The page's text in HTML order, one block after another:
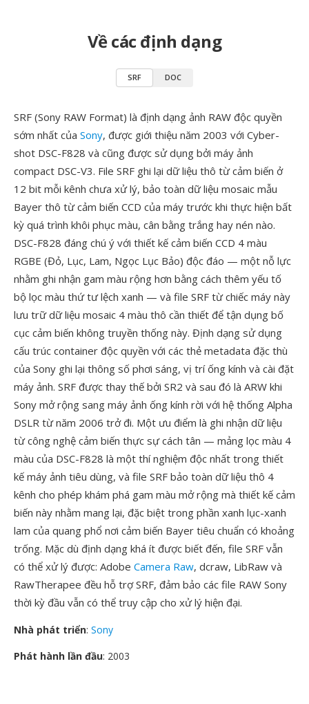
Về các định dạng
SRF DOC
SRF (Sony RAW Format) là định dạng ảnh RAW độc quyền
sớm nhất của Sony, được giới thiệu năm 2003 với Cyber-
shot DSC-F828 và cũng được sử dụng bởi máy ảnh
compact DSC-V3. File SRF ghi lại dữ liệu thô từ cảm biến ở
12 bit mỗi kênh chưa xử lý, bảo toàn dữ liệu mosaic mẫu
Bayer thô từ cảm biến CCD của máy trước khi thực hiện bất
kỳ quá trình khôi phục màu, cân bằng trắng hay nén nào.
DSC-F828 đáng chú ý với thiết kế cảm biến CCD 4 màu
RGBE (Đỏ, Lục, Lam, Ngọc Lục Bảo) độc đáo — một nỗ lực
nhằm ghi nhận gam màu rộng hơn bằng cách thêm yếu tố
bộ lọc màu thứ tư lệch xanh — và file SRF từ chiếc máy này
lưu trữ dữ liệu mosaic 4 màu thô cần thiết để tận dụng bố
cục cảm biến không truyền thống này. Định dạng sử dụng
cấu trúc container độc quyền với các thẻ metadata đặc thù
của Sony ghi lại thông số phơi sáng, vị trí ống kính và cài đặt
máy ảnh. SRF được thay thế bởi SR2 và sau đó là ARW khi
Sony mở rộng sang máy ảnh ống kính rời với hệ thống Alpha
DSLR từ năm 2006 trở đi. Một ưu điểm là ghi nhận dữ liệu
từ công nghệ cảm biến thực sự cách tân — mảng lọc màu 4
màu của DSC-F828 là một thí nghiệm độc nhất trong thiết
kế máy ảnh tiêu dùng, và file SRF bảo toàn dữ liệu thô 4
kênh cho phép khám phá gam màu mở rộng mà thiết kế cảm
biến này nhằm mang lại, đặc biệt trong phần xanh lục-xanh
lam của quang phổ nơi cảm biến Bayer tiêu chuẩn có khoảng
trống. Mặc dù định dạng khá ít được biết đến, file SRF vẫn
có thể xử lý được: Adobe Camera Raw, dcraw, LibRaw và
RawTherapee đều hỗ trợ SRF, đảm bảo các file RAW Sony
thời kỳ đầu vẫn có thể truy cập cho xử lý hiện đại.
Nhà phát triển: Sony
Phát hành lần đầu: 2003